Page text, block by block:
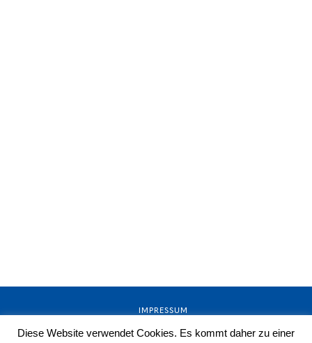
IMPRESSUM
AGB
Diese Website verwendet Cookies. Es kommt daher zu einer